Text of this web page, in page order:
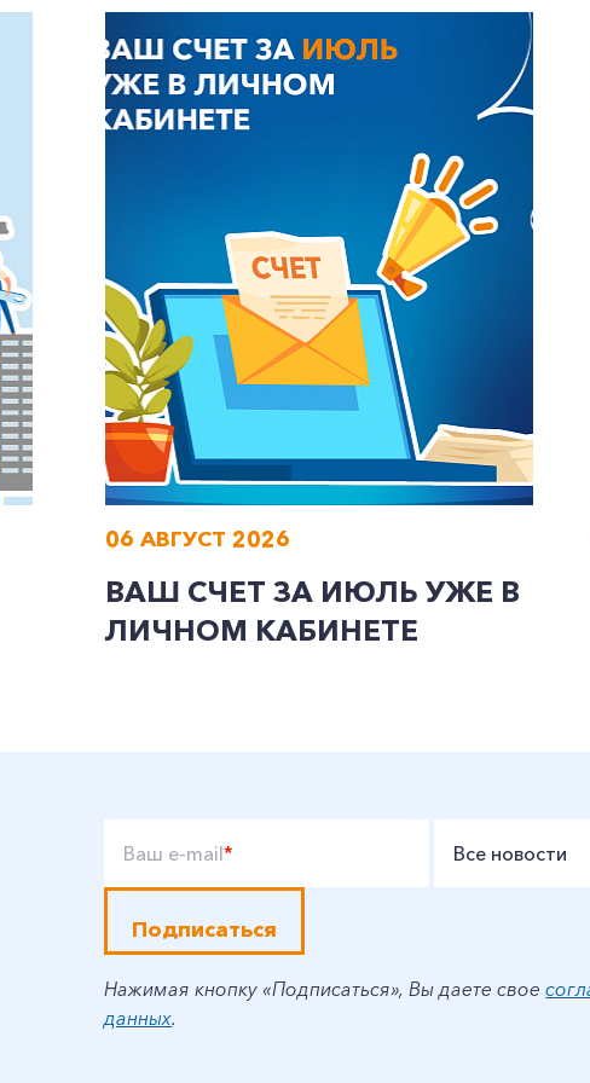
06 АВГУСТ 2026
ВАШ СЧЕТ ЗА ИЮЛЬ УЖЕ В
ЛИЧНОМ КАБИНЕТЕ
Ваш e-mail* Все новости
Подписаться
Нажимая кнопку «Подписаться», Вы даете свое
данных.